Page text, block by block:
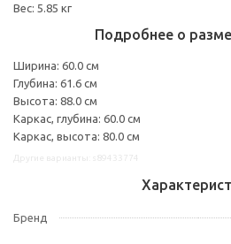
Вес: 5.85 кг
Подробнее о
Ширина: 60.0 см
Глубина: 61.6 см
Высота: 88.0 см
Каркас, глубина: 60.0 см
Каркас, высота: 80.0 см
Бренд